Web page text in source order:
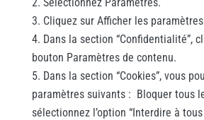
Cliquez sur Afficher les
Dans la section “Confidentialité”,
bouton Paramètres de contenu.
Dans la section “Cookies”, vous
paramètres suivants : Bloquer tous
sélectionnez l’option “Interdire à